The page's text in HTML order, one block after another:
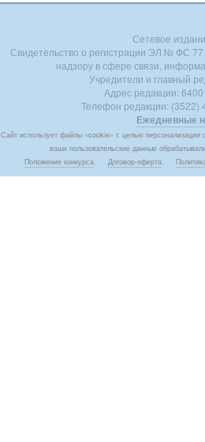
Сетевое
Свидетельство о регистрации ЭЛ № ФС
надзору в сфере связи,
Учредители и главный
Адрес редакции:
Телефон редакции: (3522)
Ежедневные
Сайт использует файлы «cookie» с целью
ваши пользовательские данные
Положение конкурса. Договор-оферта.